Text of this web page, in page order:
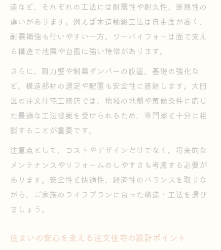
造など、それぞれの工法には耐震性や耐久性、断熱性の
違いがあります。例えば木造軸組工法は自由度が高く、
耐震補強も行いやすい一方、ツーバイフォーは面で支え
る構造で地震や台風に強い特徴があります。
さらに、耐力壁や制震ダンパーの設置、基礎の強化な
ど、構造部材の選定や配置も安全性に直結します。大田
区の注文住宅工務店では、地域の地盤や気候条件に応じ
た最適な工法提案を受けられるため、専門家と十分に相
談することが重要です。
注意点として、コストやデザインだけでなく、将来的な
メンテナンスやリフォームのしやすさも考慮する必要が
あります。安全性と快適性、経済性のバランスを取りな
がら、ご家族のライフプランに合った構造・工法を選び
ましょう。
住まいの安心を支える注文住宅の設計ポイント